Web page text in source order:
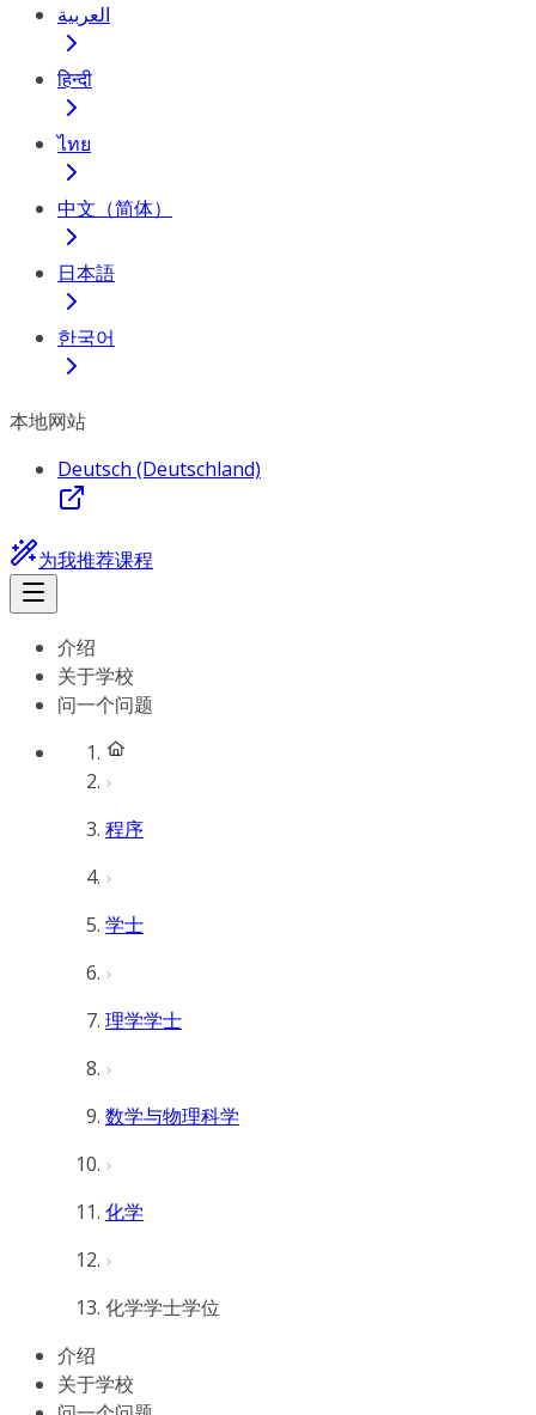
العربية
हिन्दी
ไทย
中文（简体）
日本語
한국어
本地网站
Deutsch (Deutschland)
为我推荐课程
介绍
关于学校
问一个问题
程序
学士
理学学士
数学与物理科学
化学
化学学士学位
介绍
关于学校